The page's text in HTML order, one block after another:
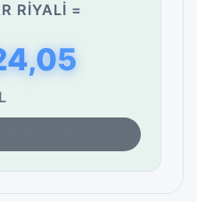
RIYALI =